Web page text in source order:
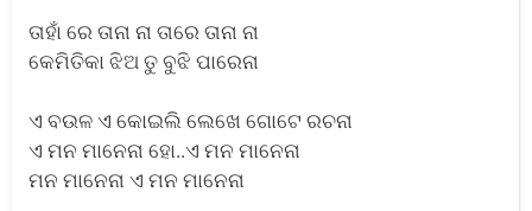
ତାହାଁ ରେ ତାନା ନା ତାରେ ତାନା ନା
କେମିତିକା ଝିଅ ତୁ ବୁଝି ପାରେନା
ଏ ବଉଳ ଏ କୋଇଲି ଲେଖେ ଗୋଟେ ରଚନା
ଏ ମନ ମାନେନା ହୋ..ଏ ମନ ମାନେନା
ମନ ମାନେନା ଏ ମନ ମାନେନା